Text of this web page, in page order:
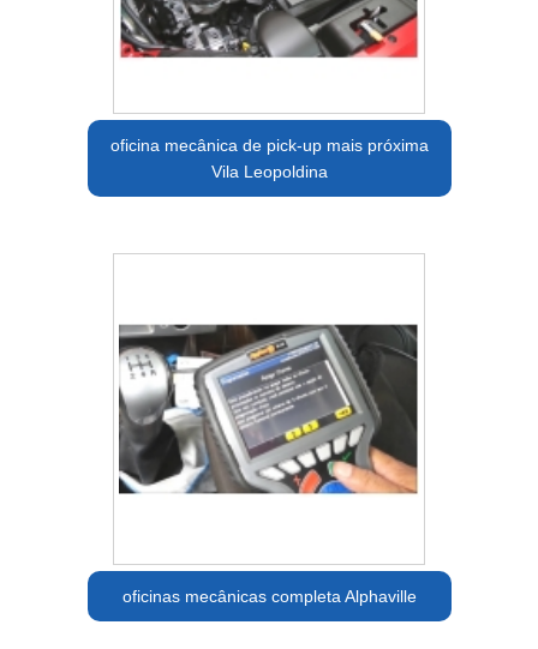
oficina mecânica de pick-up mais próxima
Vila Leopoldina
oficinas mecânicas completa Alphaville